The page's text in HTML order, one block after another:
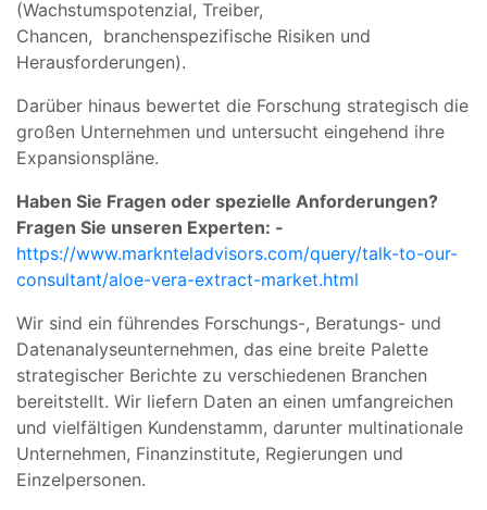
(Wachstumspotenzial, Treiber,
Chancen, branchenspezifische Risiken und
Herausforderungen).
Darüber hinaus bewertet die Forschung strategisch die
großen Unternehmen und untersucht eingehend ihre
Expansionspläne.
Haben Sie Fragen oder spezielle Anforderungen?
Fragen Sie unseren Experten: -
https://www.marknteladvisors.com/query/talk-to-our-
consultant/aloe-vera-extract-market.html
Wir sind ein führendes Forschungs-, Beratungs- und
Datenanalyseunternehmen, das eine breite Palette
strategischer Berichte zu verschiedenen Branchen
bereitstellt. Wir liefern Daten an einen umfangreichen
und vielfältigen Kundenstamm, darunter multinationale
Unternehmen, Finanzinstitute, Regierungen und
Einzelpersonen.